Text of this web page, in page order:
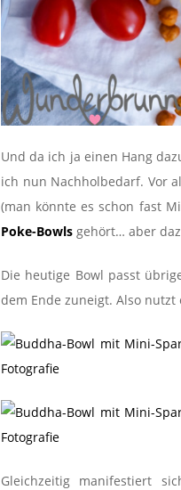
Und da ich ja einen Hang
ich nun Nachholbedarf. Vor
(man könnte es schon fast
Poke-Bowls gehört… aber
Die heutige Bowl passt
dem Ende zuneigt. Also nutzt
Gleichzeitig manifestiert